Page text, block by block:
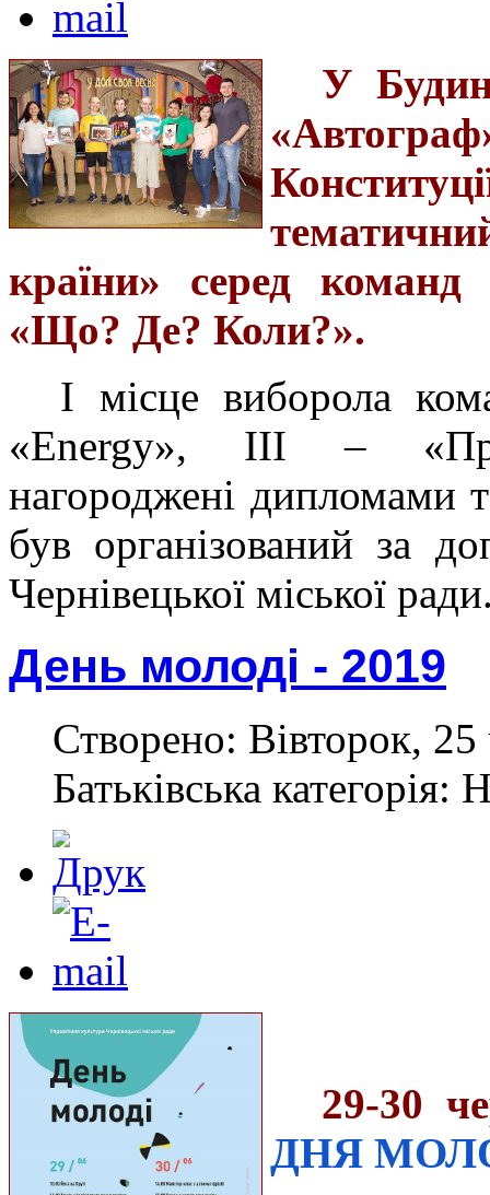
У
країни» серед команд
«Що? Де? Коли?».
І місце виборола
«Energy», ІІІ –
нагороджені дипломами
був організований за
Чернівецької міської
День молоді - 2019
Створено: Вівторок,
Батьківська категорія:
29-30
ДНЯ